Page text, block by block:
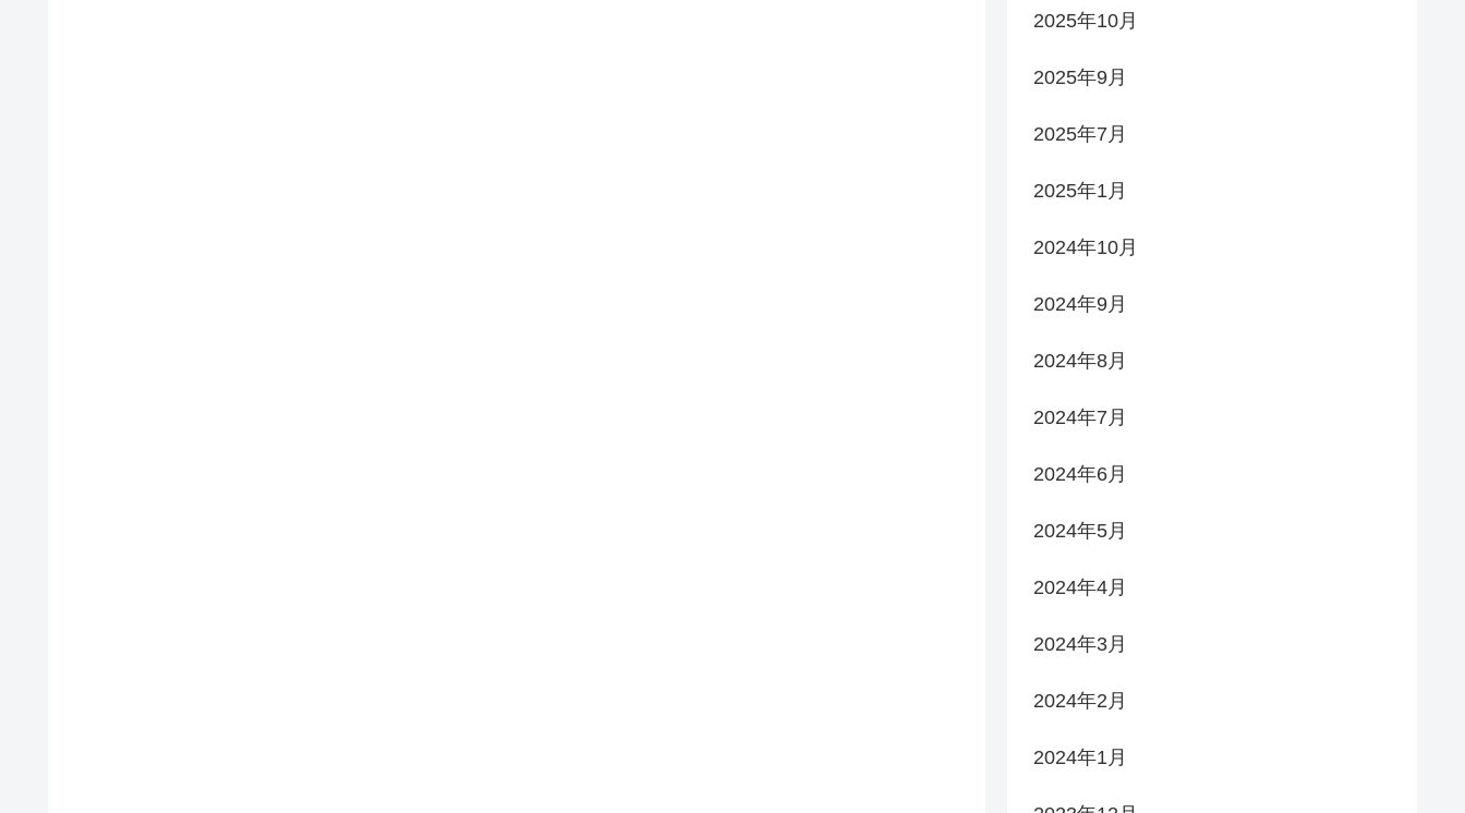
2025年10月
2025年9月
2025年7月
2025年1月
2024年10月
2024年9月
2024年8月
2024年7月
2024年6月
2024年5月
2024年4月
2024年3月
2024年2月
2024年1月